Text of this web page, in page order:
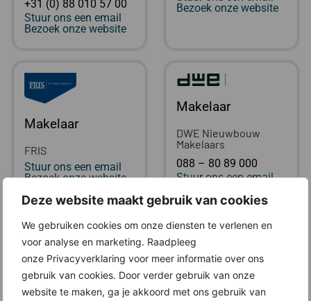
Deze website maakt gebruik van cookies
We gebruiken cookies om onze diensten te verlenen en
voor analyse en marketing. Raadpleeg
onze Privacyverklaring voor meer informatie over ons
gebruik van cookies. Door verder gebruik van onze
website te maken, ga je akkoord met ons gebruik van
+31 (0) 88 010 57 00
Stuur ons een email
Bezoek onze website
Bezoek onze website
Makelaar
FRIS
Stuur ons een email
Bezoek onze website
Makelaar
DWE Nieuwbouw
Makelaars
088 – 80 89 000
Stuur ons een email
Locatie